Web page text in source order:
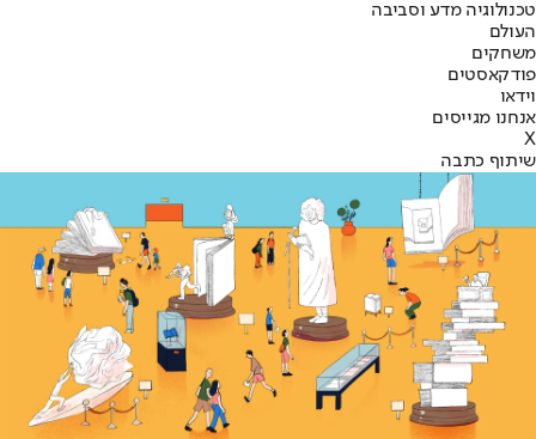
טכנולוגיה מדע וסביבה
העולם
משחקים
פודקאסטים
וידאו
אנחנו מגייסים
X
שיתוף כתבה